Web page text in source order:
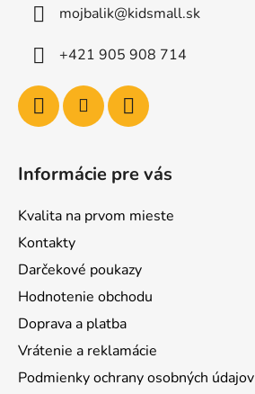
mojbalik@kidsmall.sk
+421 905 908 714
Informácie pre vás
Kvalita na prvom mieste
Kontakty
Darčekové poukazy
Hodnotenie obchodu
Doprava a platba
Vrátenie a reklamácie
Podmienky ochrany osobných údajov